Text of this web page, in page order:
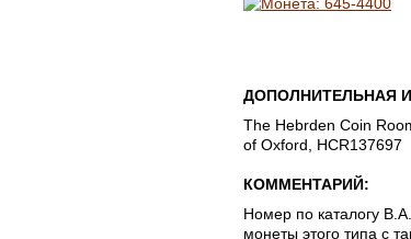
ДОПОЛНИТЕЛЬНАЯ
The Hebrden Coin
of Oxford, HCR137697
КОММЕНТАРИЙ:
Номер по каталогу
монеты этого типа с